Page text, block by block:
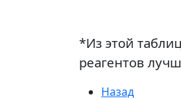
*Из этой
реагентов
Назад